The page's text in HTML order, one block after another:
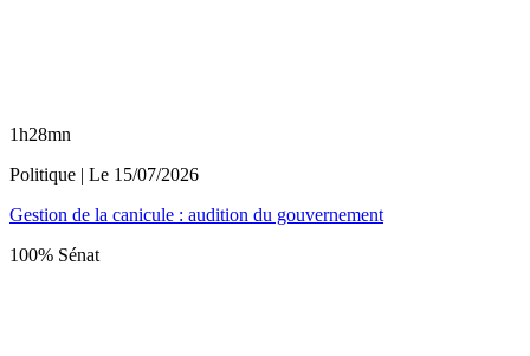
1h28mn
Politique | Le 15/07/2026
Gestion de la canicule : audition du gouvernement
100% Sénat